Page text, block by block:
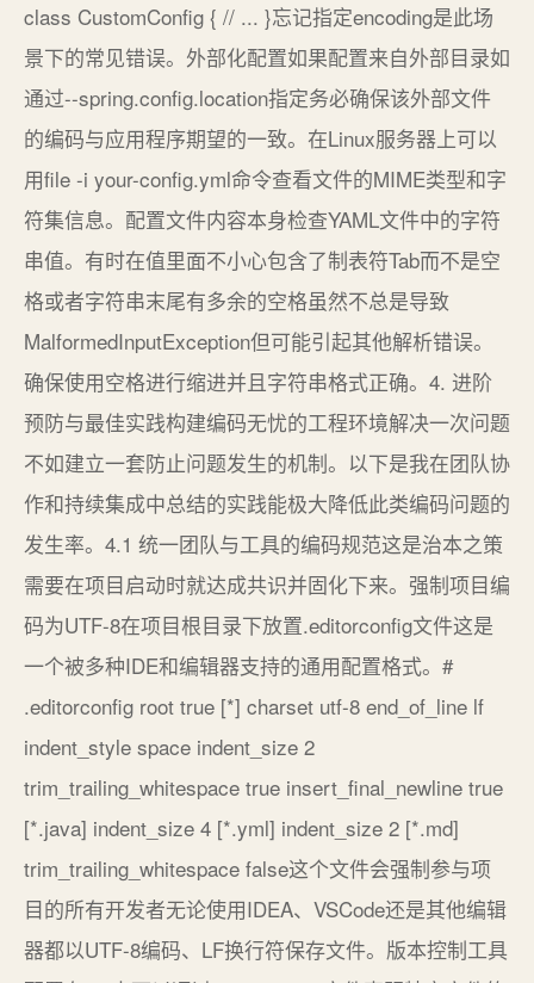
class CustomConfig { // ... }忘记指定encoding是此场
景下的常见错误。外部化配置如果配置来自外部目录如
通过--spring.config.location指定务必确保该外部文件
的编码与应用程序期望的一致。在Linux服务器上可以
用file -i your-config.yml命令查看文件的MIME类型和字
符集信息。配置文件内容本身检查YAML文件中的字符
串值。有时在值里面不小心包含了制表符Tab而不是空
格或者字符串末尾有多余的空格虽然不总是导致
MalformedInputException但可能引起其他解析错误。
确保使用空格进行缩进并且字符串格式正确。4. 进阶
预防与最佳实践构建编码无忧的工程环境解决一次问题
不如建立一套防止问题发生的机制。以下是我在团队协
作和持续集成中总结的实践能极大降低此类编码问题的
发生率。4.1 统一团队与工具的编码规范这是治本之策
需要在项目启动时就达成共识并固化下来。强制项目编
码为UTF-8在项目根目录下放置.editorconfig文件这是
一个被多种IDE和编辑器支持的通用配置格式。#
.editorconfig root true [*] charset utf-8 end_of_line lf
indent_style space indent_size 2
trim_trailing_whitespace true insert_final_newline true
[*.java] indent_size 4 [*.yml] indent_size 2 [*.md]
trim_trailing_whitespace false这个文件会强制参与项
目的所有开发者无论使用IDEA、VSCode还是其他编辑
器都以UTF-8编码、LF换行符保存文件。版本控制工具